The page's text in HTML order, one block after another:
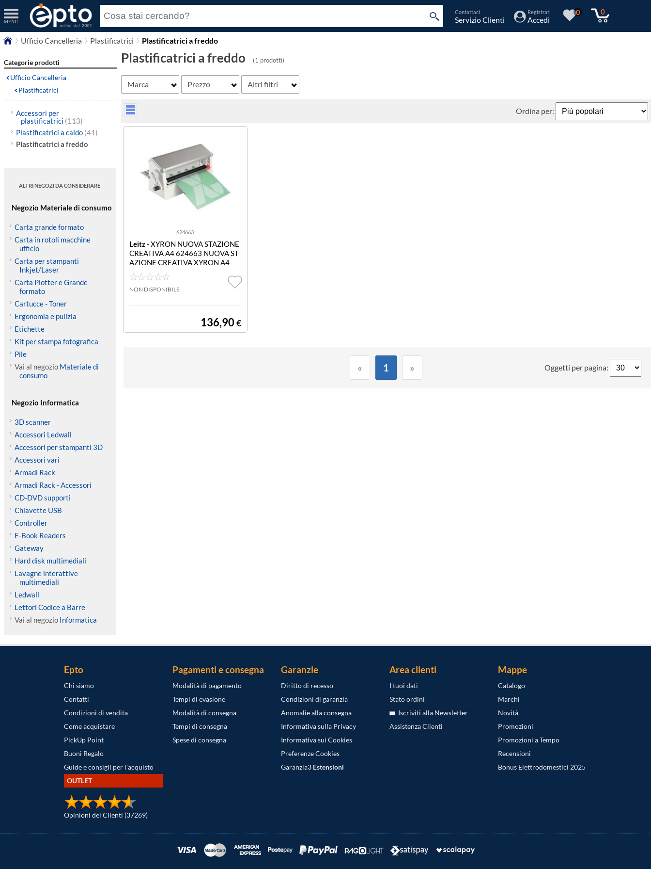
MENU
Contattaci
Servizio Clienti
Registrati
Accedi
0 0
Ufficio Cancelleria Plastificatrici Plastificatrici a freddo
Categorie prodotti
Ufficio Cancelleria
Plastificatrici
Accessori per
plastificatrici (113)
Plastificatrici a caldo (41)
Plastificatrici a freddo
ALTRI NEGOZI DA CONSIDERARE
Negozio Materiale di consumo
Carta grande formato
Carta in rotoli macchine
ufficio
Carta per stampanti
Inkjet/Laser
Carta Plotter e Grande
formato
Cartucce - Toner
Ergonomia e pulizia
Etichette
Kit per stampa fotografica
Pile
Vai al negozio Materiale di
consumo
Negozio Informatica
3D scanner
Accessori Ledwall
Accessori per stampanti 3D
Accessori vari
Armadi Rack
Armadi Rack - Accessori
CD-DVD supporti
Chiavette USB
Controller
E-Book Readers
Gateway
Hard disk multimediali
Lavagne interattive
multimediali
Ledwall
Lettori Codice a Barre
Vai al negozio Informatica
Plastificatrici a freddo (1 prodotti)
Marca Prezzo Altri filtri
Ordina per:
624663
Leitz- XYRON NUOVA STAZIONE
CREATIVA A4 624663 NUOVA ST
AZIONE CREATIVA XYRON A4
NON DISPONIBILE
136,90€
« 1 » Oggetti per pagina:
Epto
Chi siamo
Contatti
Condizioni di vendita
Come acquistare
PickUp Point
Buoni Regalo
Guide e consigli per l'acquisto
OUTLET
Opinioni dei Clienti (37269)
Pagamenti e consegna
Modalità di pagamento
Tempi di evasione
Modalità di consegna
Tempi di consegna
Spese di consegna
Garanzie
Diritto di recesso
Condizioni di garanzia
Anomalie alla consegna
Informativa sulla Privacy
Informativa sui Cookies
Preferenze Cookies
Garanzia3 Estensioni
Area clienti
I tuoi dati
Stato ordini
Iscriviti alla Newsletter
Assistenza Clienti
Mappe
Catalogo
Marchi
Novità
Promozioni
Promozioni a Tempo
Recensioni
Bonus Elettrodomestici 2025